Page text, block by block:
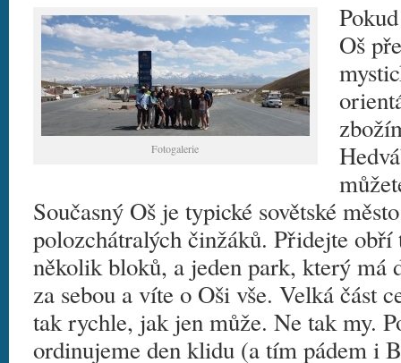
Fotogalerie
Oš
Současný Oš je typické sovětské
polozchátralých činžáků. Přidejte obří
několik bloků, a jeden park, který má
za sebou a víte o Oši vše. Velká část
tak rychle, jak jen může. Ne tak my.
ordinujeme den klidu (a tím pádem i